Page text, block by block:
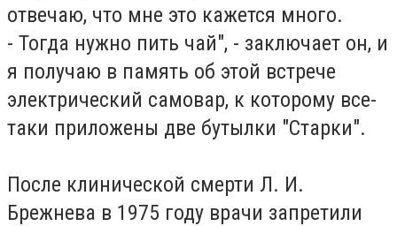
отвечаю, что мне это кажется много.
- Тогда нужно пить чай", - заключает он, и
я получаю в память об этой встрече
электрический самовар, к которому все-
таки приложены две бутылки "Старки".
После клинической смерти Л. И.
Брежнева в 1975 году врачи запретили